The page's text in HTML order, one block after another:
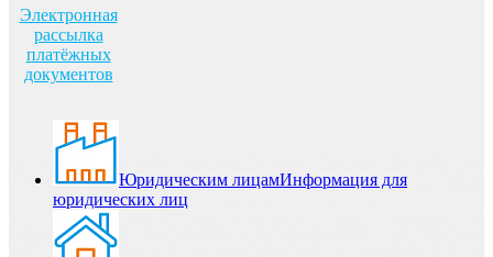
Электронная
рассылка
платёжных
документов
Юридическим лицамИнформация для
юридических лиц